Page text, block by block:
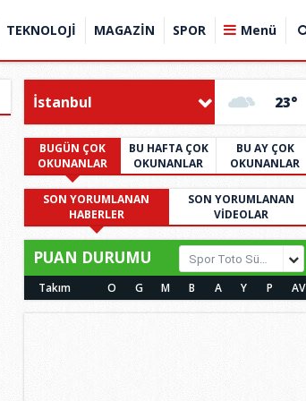
TEKNOLOJİ MAGAZİN SPOR Menü
İstanbul 23°
BUGÜN ÇOK
OKUNANLAR
BU HAFTA ÇOK
OKUNANLAR
BU AY ÇOK
OKUNANLAR
SON YORUMLANAN
HABERLER
SON YORUMLANAN
VİDEOLAR
PUAN DURUMU Spor Toto Süper Lig
Takım O G M B A Y P AV